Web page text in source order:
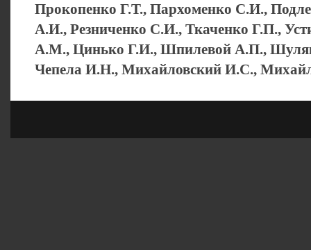
Прокопенко Г.Т., Пархоменко С.И.,
А.И., Резниченко С.И., Ткаченко Г.П.,
А.М., Цинько Г.И., Шпилевой А.П.,
Чепела И.Н., Михайловский И.С.,